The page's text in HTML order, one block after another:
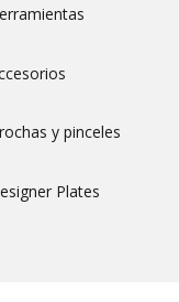
y pinceles
Plates